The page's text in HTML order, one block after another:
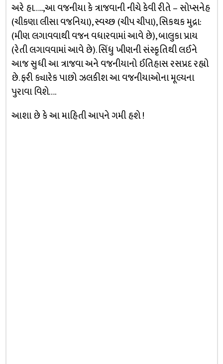
અરે હા…..,આ વજનીયા કે ત્રાજવાની નીચે કેવી રીતે – સોપ્સનેહ
(ચીકણા લીસા વજનિયા), સ્વચ્છ (ચીપ ચીપા), સિકથક મુદ્રા:
(મીણ લગાવવાથી વજન વધારવામાં આવે છે), બાલુકા પ્રાય
(રેતી લગાવવામાં આવે છે). સિંધુ ખીણની સંસ્કૃતિથી લઈને
આજ સુધી આ ત્રાજવા અને વજનીયાનો ઈતિહાસ રસપ્રદ રહ્યો
છે. ફરી ક્યારેક પાછો ઝલકીશ આ વજનીયાઓના મૂલ્યના
પુરાવા વિશે….
આશા છે કે આ માહિતી આપને ગમી હશે !